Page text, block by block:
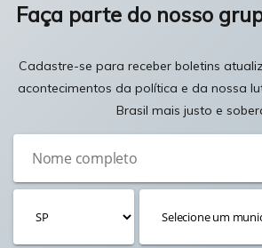
Faça parte do nosso
Cadastre-se para receber boletins
acontecimentos da política e da nossa
Brasil mais justo e